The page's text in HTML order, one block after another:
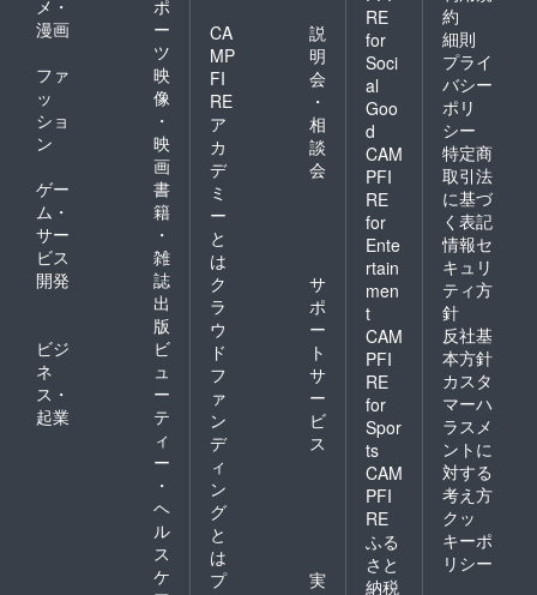
メ・
漫画
ポ
ー
ツ
ファ
ッ
ショ
ン
映
像
・
映
画
ゲー
ム・
サー
ビス
開発
書
籍
・
雑
誌
出
版
ビジ
ネ
ス・
起業
ビ
ュ
ー
テ
ィ
ー
・
ヘ
ル
ス
ケ
CA
MP
FI
RE
ア
カ
デ
ミ
ー
と
は
説
明
会
・
相
談
会
ク
ラ
ウ
ド
フ
ァ
ン
デ
ィ
ン
グ
と
は
サ
ポ
ー
ト
サ
ー
ビ
ス
プ
実
RE
for
Soci
al
Goo
d
CAM
PFI
RE
for
Ente
rtain
men
t
CAM
PFI
RE
for
Spor
ts
CAM
PFI
RE
ふる
さと
納税
約
細則
プライ
バシー
ポリ
シー
特定商
取引法
に基づ
く表記
情報セ
キュリ
ティ方
針
反社基
本方針
カスタ
マーハ
ラスメ
ントに
対する
考え方
クッ
キーポ
リシー